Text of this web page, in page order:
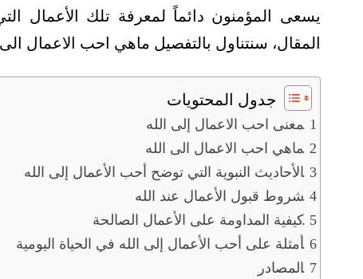
يسعى المؤمنون دائماً لمعرفة تلك الأعمال
المقال، سنتناول بالتفصيل ماهي احب الاعمال الى
جدول المحتويات
معنى احب الاعمال إلى الله
ماهي احب الاعمال الى الله
الأحاديث النبوية التي توضح أحب الأعمال إلى الله
شروط قبول الأعمال عند الله
كيفية المداومة على الأعمال الصالحة
أمثلة على أحب الأعمال إلى الله في الحياة اليومية
المصادر